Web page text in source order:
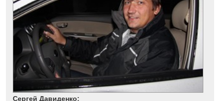
Сергей Давиденко: